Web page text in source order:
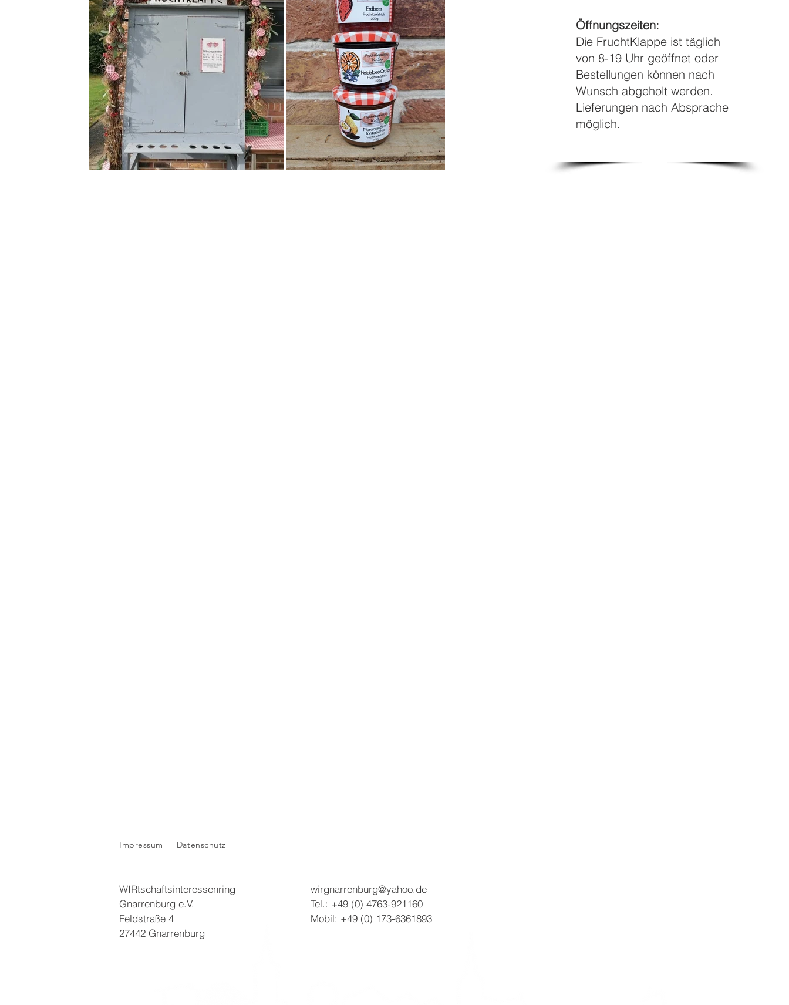
Öffnungszeiten:
Die FruchtKlappe ist täglich
von 8-19 Uhr geöffnet oder
Bestellungen können nach
Wunsch abgeholt werden.
Lieferungen nach Absprache
möglich.
Impressum Datenschutz
WIRtschaftsinteressenring
Gnarrenburg e.V.
Feldstraße 4
27442 Gnarrenburg​
wirgnarrenburg@yahoo.de
Tel.: +49 (0) 4763-921160
Mobil: +49 (0) 173-6361893